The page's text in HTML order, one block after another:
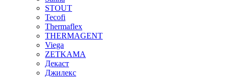
STOUT
Tecofi
Thermaflex
THERMAGENT
Viega
ZETKAMA
Декаст
Джилекс